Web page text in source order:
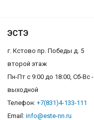
ЭСТЭ
г. Кстово пр. Победы д. 5
второй этаж
Пн-Пт с 9:00 до 18:00, Сб-Вс -
выходной
Телефон: +7(831)4-133-111
Email: info@este-nn.ru